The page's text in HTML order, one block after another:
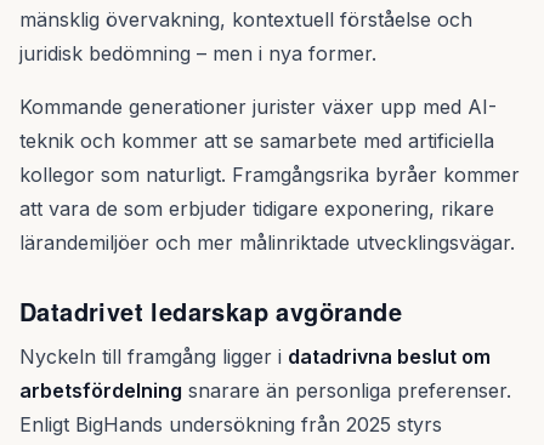
mänsklig övervakning, kontextuell förståelse och
juridisk bedömning – men i nya former.
Kommande generationer jurister växer upp med AI-
teknik och kommer att se samarbete med artificiella
kollegor som naturligt. Framgångsrika byråer kommer
att vara de som erbjuder tidigare exponering, rikare
lärandemiljöer och mer målinriktade utvecklingsvägar.
Datadrivet ledarskap avgörande
Nyckeln till framgång ligger i datadrivna beslut om
arbetsfördelning snarare än personliga preferenser.
Enligt BigHands undersökning från 2025 styrs